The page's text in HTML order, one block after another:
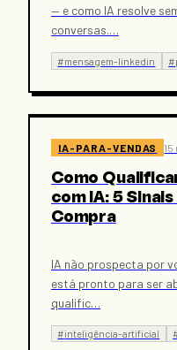
— e como IA resolve
conversas.…
#mensagem-linkedin #
IA-PARA-VENDAS 15
Como
com IA: 5
Compra
IA não prospecta por
está pronto para ser
qualific…
#inteligência-artificial